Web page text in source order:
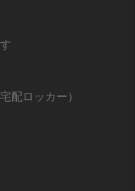
配ロッカー）